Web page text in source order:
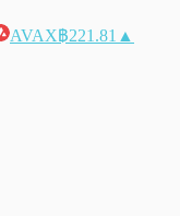
AVAX฿221.81 ▲